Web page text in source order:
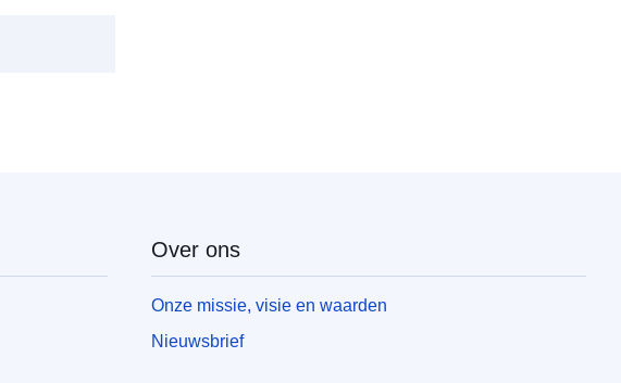
Over ons
Onze missie, visie en waarden
Nieuwsbrief